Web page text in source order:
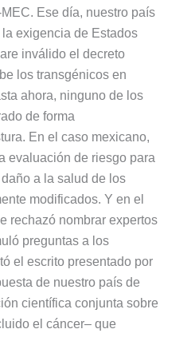
Ese día, nuestro país
exigencia de Estados
inválido el decreto
los transgénicos en
ahora, ninguno de los
de forma
En el caso mexicano,
evaluación de riesgo para
a la salud de los
modificados. Y en el
rechazó nombrar expertos
preguntas a los
el escrito presentado por
de nuestro país de
científica conjunta sobre
el cáncer– que